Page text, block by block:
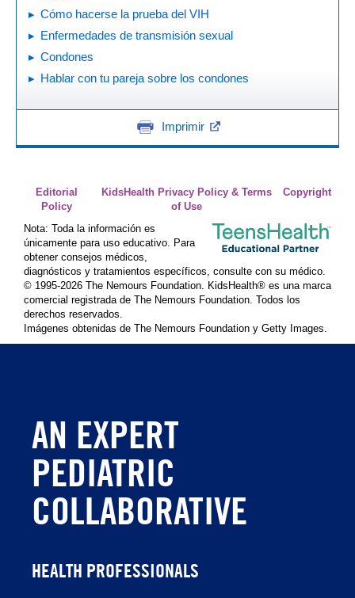
Cómo hacerse la prueba del VIH
Enfermedades de transmisión sexual
Condones
Hablar con tu pareja sobre los condones
Imprimir
Editorial
Policy
KidsHealth Privacy Policy & Terms
of Use
Copyright
Nota: Toda la información es
únicamente para uso educativo. Para
obtener consejos médicos,
diagnósticos y tratamientos específicos, consulte con su médico.
© 1995-2026 The Nemours Foundation. KidsHealth® es una marca
comercial registrada de The Nemours Foundation. Todos los
derechos reservados.
Imágenes obtenidas de The Nemours Foundation y Getty Images.
AN EXPERT
PEDIATRIC
COLLABORATIVE
HEALTH PROFESSIONALS